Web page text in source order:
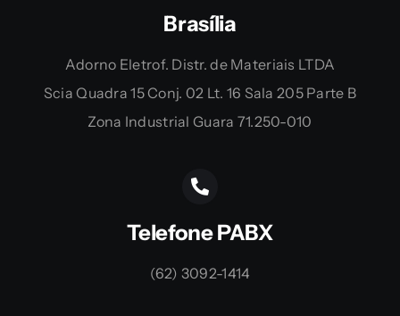
Brasília
Adorno Eletrof. Distr. de Materiais LTDA
Scia Quadra 15 Conj. 02 Lt. 16 Sala 205 Parte B
Zona Industrial Guara 71.250-010
Telefone PABX
(62) 3092-1414